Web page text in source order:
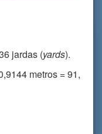
jardas (yards).
metros = 91,